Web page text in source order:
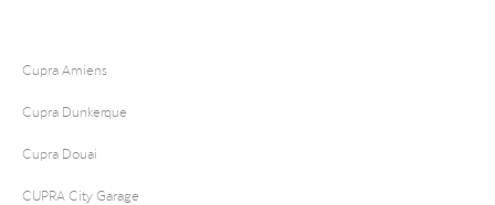
Cupra Amiens
Cupra Dunkerque
Cupra Douai
CUPRA City Garage